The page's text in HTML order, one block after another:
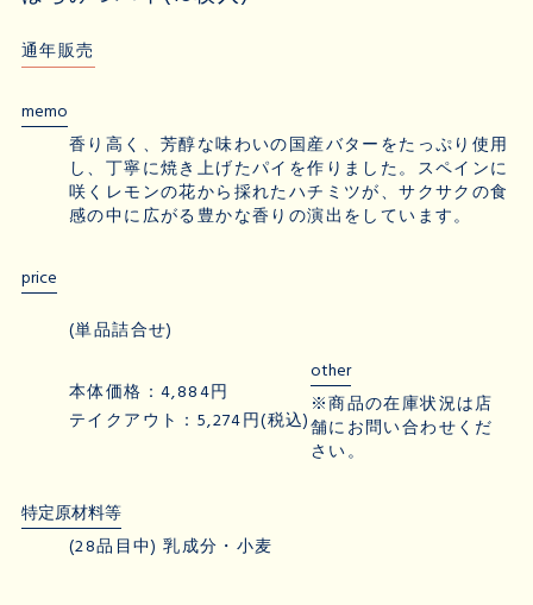
通年販売
memo
香り高く、芳醇な味わいの国産バターをたっぷり使用
し、丁寧に焼き上げたパイを作りました。スペインに
咲くレモンの花から採れたハチミツが、サクサクの食
感の中に広がる豊かな香りの演出をしています。
price
(単品詰合せ)
本体価格：4,884円
テイクアウト：5,274円(税込)
other
※商品の在庫状況は店
舗にお問い合わせくだ
さい。
特定原材料等
(28品目中) 乳成分・小麦